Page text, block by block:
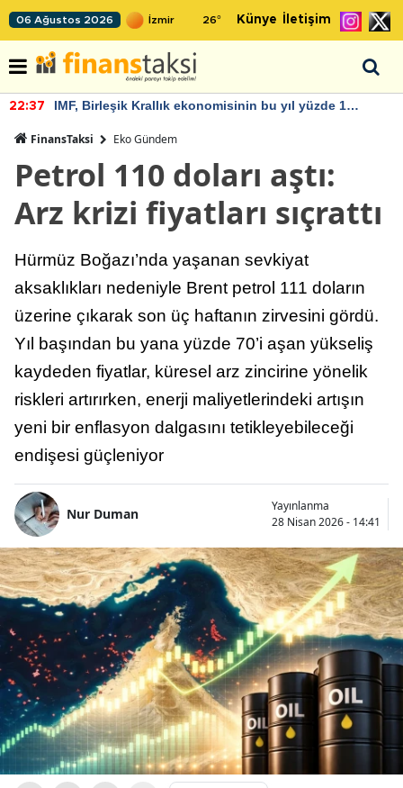
06 Ağustos 2026 26° Künye İletişim
22:37
IMF, Birleşik Krallık ekonomisinin bu yıl yüzde 1
FinansTaksi Eko Gündem
Petrol 110 doları aştı:
Arz krizi fiyatları sıçrattı
Hürmüz Boğazı’nda yaşanan sevkiyat
aksaklıkları nedeniyle Brent petrol 111 doların
üzerine çıkarak son üç haftanın zirvesini gördü.
Yıl başından bu yana yüzde 70’i aşan yükseliş
kaydeden fiyatlar, küresel arz zincirine yönelik
riskleri artırırken, enerji maliyetlerindeki artışın
yeni bir enflasyon dalgasını tetikleyebileceği
endişesi güçleniyor
Nur Duman
Yayınlanma
28 Nisan 2026 - 14:41